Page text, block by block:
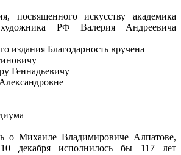
посвященного искусству академика
РФ Валерия Андреевича
издания Благодарность вручена
Геннадьевичу
о Михаиле Владимировиче Алпатове,
декабря исполнилось бы 117 лет